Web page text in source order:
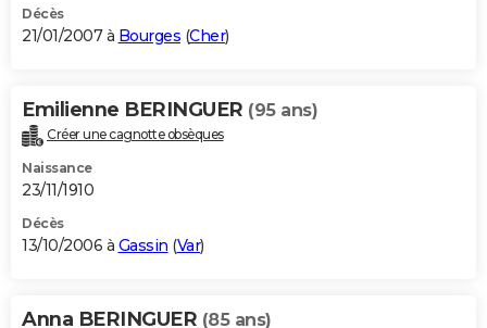
Décès
21/01/2007 à Bourges (Cher)
Emilienne BERINGUER (95 ans)
Créer une cagnotte obsèques
Naissance
23/11/1910
Décès
13/10/2006 à Gassin (Var)
Anna BERINGUER (85 ans)